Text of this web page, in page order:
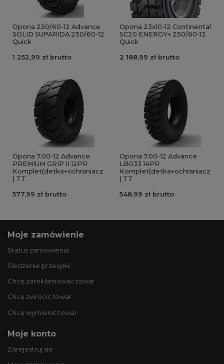
Opona 250/60-12 Advance
SOLID SUPARIDA 250/60-12
Quick
1 252,99 zł brutto
Opona 23x10-12 Continental
SC20 ENERGY+ 250/60-12
Quick
2 188,99 zł brutto
Opona 7.00-12 Advance
PREMIUM GRIP II 12PR
Komplet(detka+ochraniacz
) TT
577,99 zł brutto
Opona 7.00-12 Advance
LB033 14PR
Komplet(detka+ochraniacz
) TT
548,99 zł brutto
Moje zamówienie
Status zamówienia
Śledzenie przesyłki
Chcę zareklamować towar
Chcę zwrócić towar
Chcę wymienić towar
Moje konto
Zarejestruj się